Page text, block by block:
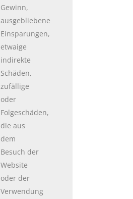
Gewinn,
ausgebliebene
Einsparungen,
etwaige
indirekte
Schäden,
zufällige
oder
Folgeschäden,
die aus
dem
Besuch der
Website
oder der
Verwendung